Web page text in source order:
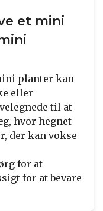
et mini
planter kan
eller
til at
hvor hegnet
der kan vokse
for at
for at bevare